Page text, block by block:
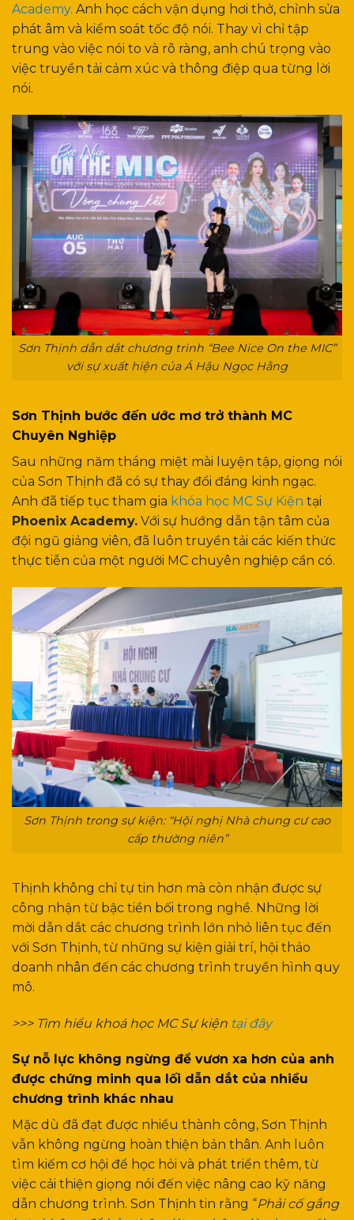
Academy. Anh học cách vận dụng hơi thở, chỉnh sửa
phát âm và kiểm soát tốc độ nói. Thay vì chỉ tập
trung vào việc nói to và rõ ràng, anh chú trọng vào
việc truyền tải cảm xúc và thông điệp qua từng lời
nói.
Sơn Thịnh dẫn dắt chương trình “Bee Nice On the MIC”
với sự xuất hiện của Á Hậu Ngọc Hằng
Sơn Thịnh bước đến ước mơ trở thành MC
Chuyên Nghiệp
Sau những năm tháng miệt mài luyện tập, giọng nói
của Sơn Thịnh đã có sự thay đổi đáng kinh ngạc.
Anh đã tiếp tục tham gia khóa học MC Sự Kiện tại
Phoenix Academy. Với sự hướng dẫn tận tâm của
đội ngũ giảng viên, đã luôn truyền tải các kiến thức
thực tiễn của một người MC chuyên nghiệp cần có.
Sơn Thịnh trong sự kiện: “Hội nghị Nhà chung cư cao
cấp thường niên”
Thịnh không chỉ tự tin hơn mà còn nhận được sự
công nhận từ bậc tiền bối trong nghề. Những lời
mời dẫn dắt các chương trình lớn nhỏ liên tục đến
với Sơn Thịnh, từ những sự kiện giải trí, hội thảo
doanh nhân đến các chương trình truyền hình quy
mô.
>>> Tìm hiểu khoá học MC Sự kiện tại đây
Sự nỗ lực không ngừng để vươn xa hơn của anh
được chứng minh qua lối dẫn dắt của nhiều
chương trình khác nhau
Mặc dù đã đạt được nhiều thành công, Sơn Thịnh
vẫn không ngừng hoàn thiện bản thân. Anh luôn
tìm kiếm cơ hội để học hỏi và phát triển thêm, từ
việc cải thiện giọng nói đến việc nâng cao kỹ năng
dẫn chương trình. Sơn Thịnh tin rằng “Phải cố gắng